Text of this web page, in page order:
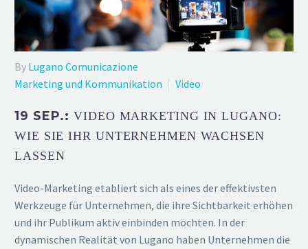
By Lugano Comunicazione
Marketing und Kommunikation
Video
19 SEP.:VIDEO MARKETING IN LUGANO:
WIE SIE IHR UNTERNEHMEN WACHSEN
LASSEN
Video-Marketing etabliert sich als eines der effektivsten
Werkzeuge für Unternehmen, die ihre Sichtbarkeit erhöhen
und ihr Publikum aktiv einbinden möchten. In der
dynamischen Realität von Lugano haben Unternehmen die